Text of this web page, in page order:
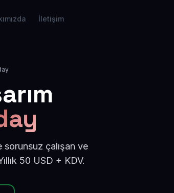
İletişim
çalışan ve
50 USD + KDV.